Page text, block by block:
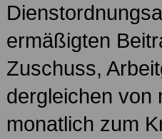
ermäßigten
Zuschuss,
dergleichen von
monatlich zum